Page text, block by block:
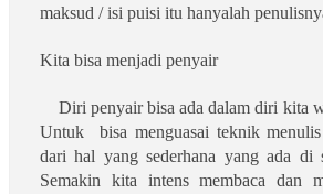
maksud / isi puisi itu hanyalah
Kita bisa menjadi penyair
Diri penyair bisa ada dalam diri kita
Untuk
bisa menguasai teknik
dari hal yang sederhana yang ada di
Semakin kita intens membaca dan